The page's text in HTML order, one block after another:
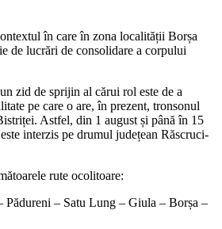
în care în zona localității Borșa
de lucrări de consolidare a corpului
zid de sprijin al cărui rol este de a
pe care o are, în prezent, tronsonul
Astfel, din 1 august și până în 15
interzis pe drumul județean Răscruci-
rute ocolitoare:
Pădureni – Satu Lung – Giula – Borșa –